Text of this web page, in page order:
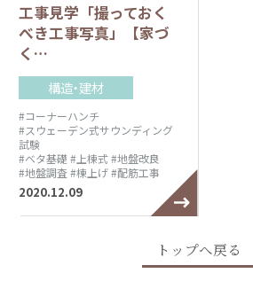
工事見学「撮っておく
べき工事写真」【家づ
く…
構造・建材
#コーナーハンチ
#スウェーデン式サウンディング
試験
#ベタ基礎 #上棟式#地盤改良
#地盤調査#棟上げ#配筋工事
2020.12.09
トップへ戻る